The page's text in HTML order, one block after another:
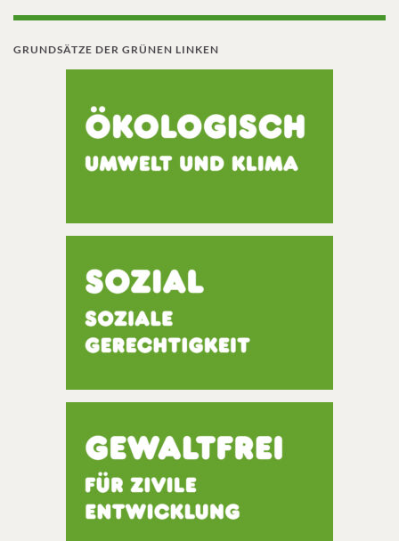
GRUNDSÄTZE DER GRÜNEN LINKEN